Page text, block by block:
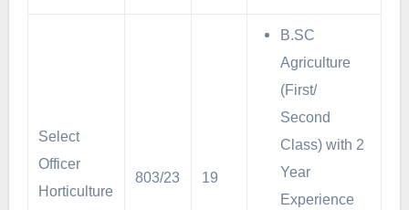
Select
Officer
Horticulture
803/23 19
B.SC
Agriculture
(First/
Second
Class) with 2
Year
Experience